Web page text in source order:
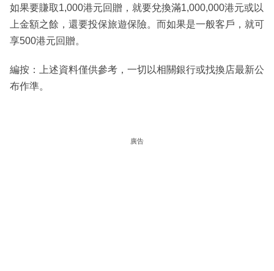
如果要賺取1,000港元回贈，就要兌換滿1,000,000港元或以
上金額之餘，還要投保旅遊保險。而如果是一般客戶，就可
享500港元回贈。
編按：上述資料僅供參考，一切以相關銀行或找換店最新公
布作準。
廣告